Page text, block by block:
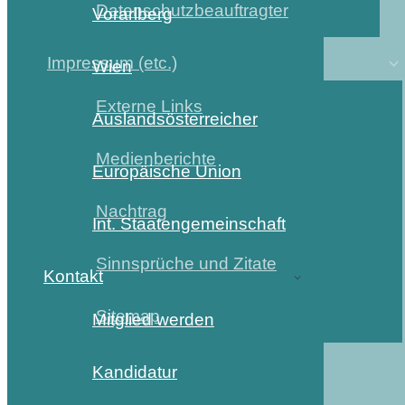
Datenschutzbeauftragter
Impressum (etc.)
Externe Links
Medienberichte
Nachtrag
Sinnsprüche und Zitate
Sitemap
Vorarlberg
Wien
Auslandsösterreicher
Europäische Union
Int. Staatengemeinschaft
Kontakt
Mitglied werden
Kandidatur